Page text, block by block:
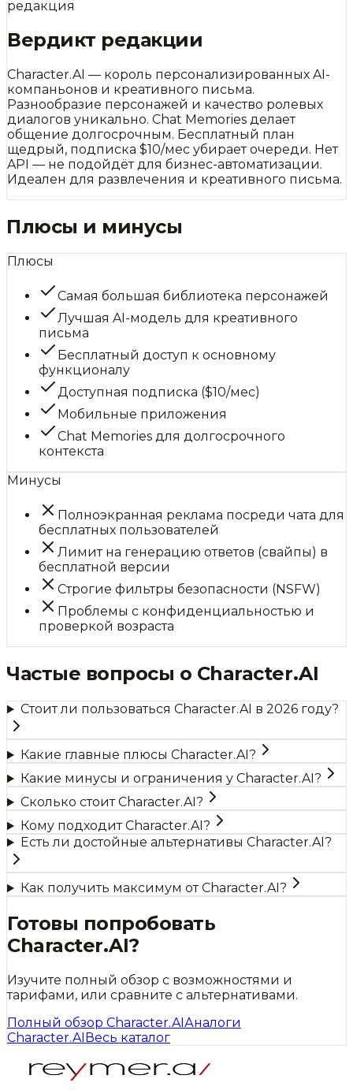
редакция
Вердикт редакции
Character.AI — король персонализированных AI-
компаньонов и креативного письма.
Разнообразие персонажей и качество ролевых
диалогов уникально. Chat Memories делает
общение долгосрочным. Бесплатный план
щедрый, подписка $10/мес убирает очереди. Нет
API — не подойдёт для бизнес-автоматизации.
Идеален для развлечения и креативного письма.
Плюсы и минусы
Плюсы
Самая большая библиотека персонажей
Лучшая AI-модель для креативного
письма
Бесплатный доступ к основному
функционалу
Доступная подписка ($10/мес)
Мобильные приложения
Chat Memories для долгосрочного
контекста
Минусы
Полноэкранная реклама посреди чата для
бесплатных пользователей
Лимит на генерацию ответов (свайпы) в
бесплатной версии
Строгие фильтры безопасности (NSFW)
Проблемы с конфиденциальностью и
проверкой возраста
Частые вопросы о Character.AI
Стоит ли пользоваться Character.AI в 2026 году?
Какие главные плюсы Character.AI?
Какие минусы и ограничения у Character.AI?
Сколько стоит Character.AI?
Кому подходит Character.AI?
Есть ли достойные альтернативы Character.AI?
Как получить максимум от Character.AI?
Готовы попробовать
Character.AI?
Изучите полный обзор с возможностями и
тарифами, или сравните с альтернативами.
Полный обзор Character.AIАналоги
Character.AIВесь каталог